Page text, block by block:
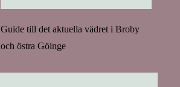
Guide till det aktuella vädret i Broby
och östra Göinge